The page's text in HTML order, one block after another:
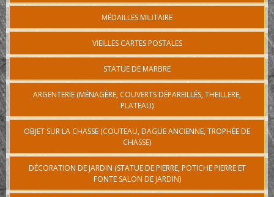
MÉDAILLES MILITAIRE
VIEILLES CARTES POSTALES
STATUE DE MARBRE
ARGENTERIE (MÉNAGÈRE, COUVERTS DÉPAREILLÉS, THEILLERE,
PLATEAU)
OBJET SUR LA CHASSE (COUTEAU, DAGUE ANCIENNE, TROPHÉE DE
CHASSE)
DÉCORATION DE JARDIN (STATUE DE PIERRE, POTICHE PIERRE ET
FONTE SALON DE JARDIN)